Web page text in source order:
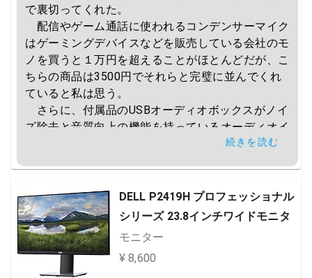
で裏切ってくれた。
配信やゲーム通話に使われるコンデンサーマイク
はゲーミングデバイスなどを販売している会社のモ
ノを買うと１万円を超えることがほとんどだが、こ
ちらの商品は3500円でそれらと完璧に並んでくれ
ていると私は思う。
さらに、付属品のUSBオーディオボックスがノイ
ズ除去と音質向上の機能を持っているオーディオイ
ンターフェイスである。音遅延処理も備わってお
れている。これは、放送関係職に使われる業務用機
材に推奨されているものである。これは、マイク機
器としての信憑性と捉えてもよいと思うので、この
商品を使い続けている身からすると、安心して使え
るモノだと思ってほしい。
続きを読む
DELL P2419H プロフェッショナル
シリーズ 23.8インチワイドモニタ
モニター
¥ 8,600